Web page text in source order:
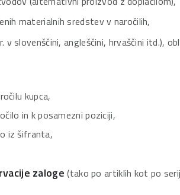
materialnih sredstev v naročilih,
v slovenščini, angleščini, hrvaščini itd.),
kupca,
in k posamezni poziciji,
iz šifranta,
zaloge (tako po artiklih kot po